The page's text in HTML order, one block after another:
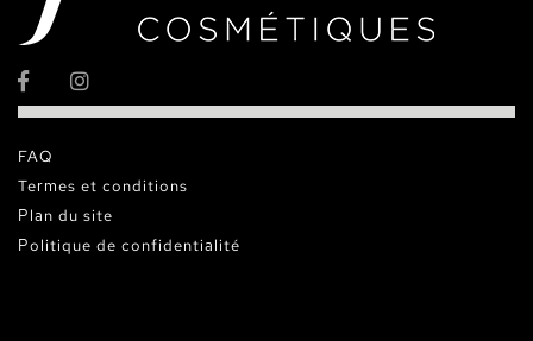
FAQ
Termes et conditions
Plan du site
Politique de confidentialité